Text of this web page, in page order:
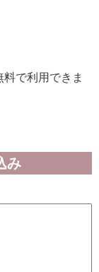
で利用できま
み